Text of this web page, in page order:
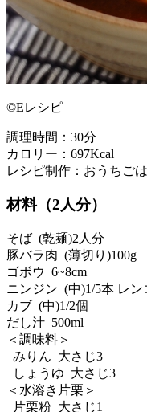
©Eレシピ
調理時間：30分
カロリー：697Kcal
レシピ制作：おうちご
材料（2人分）
そば (乾麺)2人分
豚バラ肉 (薄切り)100g
ゴボウ 6~8cm
ニンジン (中)1/5本 レン
カブ (中)1/2個
だし汁 500ml
＜調味料＞
みりん 大さじ3
しょうゆ 大さじ3
＜水溶き片栗＞
片栗粉 大さじ1